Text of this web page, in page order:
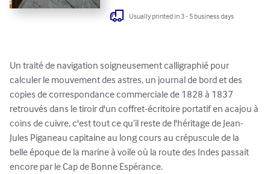
Usually printed in 3 - 5 business days
Un traité de navigation soigneusement calligraphié pour
calculer le mouvement des astres, un journal de bord et des
copies de correspondance commerciale de 1828 à 1837
retrouvés dans le tiroir d'un coffret-écritoire portatif en acajou à
coins de cuivre, c'est tout ce qu’il reste de l'héritage de Jean-
Jules Piganeau capitaine au long cours au crépuscule de la
belle époque de la marine à voile où la route des Indes passait
encore par le Cap de Bonne Espérance.